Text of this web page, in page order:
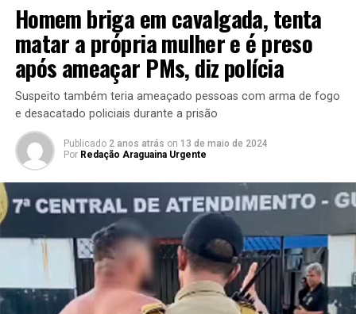
Homem briga em cavalgada, tenta
matar a própria mulher e é preso
após ameaçar PMs, diz polícia
Suspeito também teria ameaçado pessoas com arma de fogo
e desacatado policiais durante a prisão
Publicado 2 anos atrás on 13 de maio de 2024
Por Redação Araguaina Urgente